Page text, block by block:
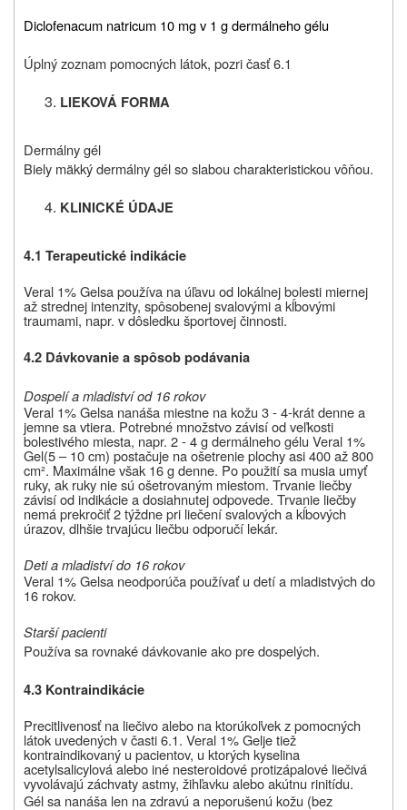
Diclofenacum natricum 10 mg v 1 g dermálneho gélu
Úplný zoznam pomocných látok, pozri časť 6.1
LIEKOVÁ FORMA
Dermálny gél
Biely mäkký dermálny gél so slabou charakteristickou vôňou.
KLINICKÉ ÚDAJE
4.1 Terapeutické indikácie
Veral 1% Gelsa používa na úľavu od lokálnej bolesti miernej
až strednej intenzity, spôsobenej svalovými a kĺbovými
traumami, napr. v dôsledku športovej činnosti.
4.2 Dávkovanie a spôsob podávania
Dospelí a mladiství od 16 rokov
Veral 1% Gelsa nanáša miestne na kožu 3 - 4-krát denne a
jemne sa vtiera. Potrebné množstvo závisí od veľkosti
bolestivého miesta, napr. 2 - 4 g dermálneho gélu Veral 1%
Gel(5 – 10 cm) postačuje na ošetrenie plochy asi 400 až 800
cm². Maximálne však 16 g denne. Po použití sa musia umyť
ruky, ak ruky nie sú ošetrovaným miestom. Trvanie liečby
závisí od indikácie a dosiahnutej odpovede. Trvanie liečby
nemá prekročiť 2 týždne pri liečenísvalových a kĺbových
úrazov, dlhšie trvajúcu liečbu odporučí lekár.
Deti a mladiství do 16 rokov
Veral 1% Gelsa neodporúča používať u detí a mladistvých do
16 rokov.
Starší pacienti
Používa sa rovnaké dávkovanie ako pre dospelých.
4.3 Kontraindikácie
Precitlivenosť na liečivo alebo na ktorúkoľvek z pomocných
látok uvedených v časti 6.1. Veral 1% Gelje tiež
kontraindikovaný u pacientov, u ktorých kyselina
acetylsalicylová alebo iné nesteroidové protizápalové liečivá
vyvolávajú záchvaty astmy, žihľavku alebo akútnu rinitídu.
Gél sa nanáša len na zdravú a neporušenú kožu (bez